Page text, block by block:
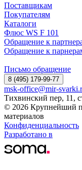
Поставщикам
Покупателям
Каталоги
Флюс WS F 101
Обращение к
Обращение к
Письмо обращение
8 (495) 179-99-77
msk-office@mir-
Тихвинский пер, 11,
© 2026 Крупнейший
материалов
Конфиденциальность
Разработано в